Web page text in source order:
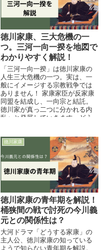
徳川家康、三大危機の一
つ。三河一向一揆を地図で
わかりやすく解説！
「三河一向一揆」は徳川家康の
人生三大危機の一つ。実は、一
般にイメージする宗教戦争では
ありません！ 家康家臣が反家康
同盟を結成し、一向宗と結託。
徳川家が真っ二つに分かれる内
乱へと発展していきます。どう
徳川家康
徳川家康の青年期を解説！
桶狭間の戦で討死の今川義
元との関係性は？
大河ドラマ「どうする家康」の
主人公、徳川家康の知っている
ようで知らない青年期を解説。